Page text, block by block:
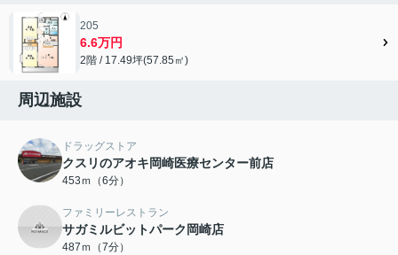
205
6.6万円
2階 / 17.49坪(57.85㎡)
周辺施設
ドラッグストア
クスリのアオキ岡崎医療センター前店
453ｍ（6分）
ファミリーレストラン
サガミルビットパーク岡崎店
487ｍ（7分）